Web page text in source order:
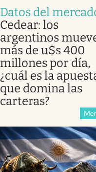
Datos del
Cedear: los
argentinos
más de u$s 400
millones por día,
¿cuál es la
que domina las
carteras?